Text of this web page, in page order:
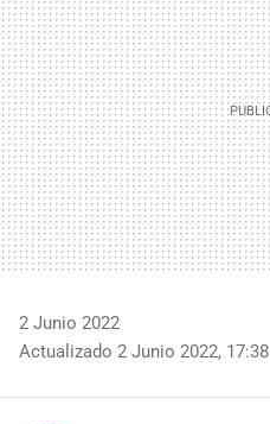
2 Junio 2022
Actualizado 2 Junio 2022, 17:38